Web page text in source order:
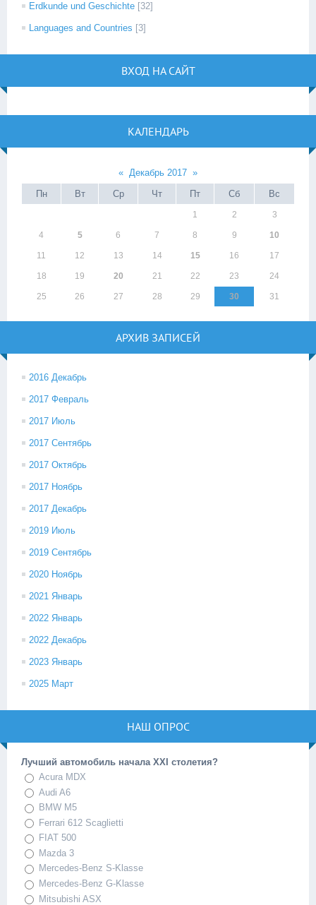
Erdkunde und Geschichte [32]
Languages and Countries [3]
ВХОД НА САЙТ
КАЛЕНДАРЬ
« Декабрь 2017 »
Пн
Вт Ср Чт Пт Сб Вс
1 2 3
4 5 6 7 8 9 10
11 12 13 14 15 16 17
18 19 20 21 22 23 24
25 26 27 28 29 30 31
АРХИВ ЗАПИСЕЙ
2016 Декабрь
2017 Февраль
2017 Июль
2017 Сентябрь
2017 Октябрь
2017 Ноябрь
2017 Декабрь
2019 Июль
2019 Сентябрь
2020 Ноябрь
2021 Январь
2022 Январь
2022 Декабрь
2023 Январь
2025 Март
НАШ ОПРОС
Лучший автомобиль начала XXI столетия?
Acura MDX
Audi A6
BMW M5
Ferrari 612 Scaglietti
FIAT 500
Mazda 3
Mercedes-Benz S-Klasse
Mercedes-Benz G-Klasse
Mitsubishi ASX